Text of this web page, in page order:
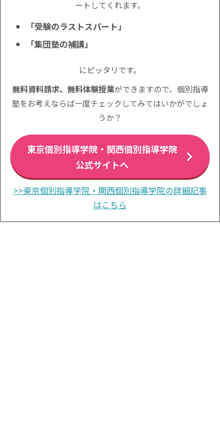
ートしてくれます。
「受験のラストスパート」
「集団塾の補講」
にピッタリです。
無料資料請求、無料体験授業ができますので、個別指導
塾をお考えならば一度チェックしてみてはいかがでしょ
うか？
東京個別指導学院・関西個別指導学院
公式サイトへ
>>東京個別指導学院・関西個別指導学院の詳細記事
はこちら